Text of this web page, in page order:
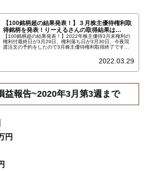
【100銘柄超の結果発表！】３月株主優待権利取
得銘柄を発表！りーえるさんの取得結果は…
【100銘柄超の結果発表！】2022年株主優待3月末権利の
権利付最終日が3月29日、権利落ち日が3月30日、今夜現
渡注文の予約をしたので3月株主優待権利取得終了です。
す。使用した証券会社はＳＭＢＣ日興証券、ａｕカブコム
証券、楽天証券、ＳＢＩ証券、ＧＭＯクリック証券でし
2022.03.29
益報告~2020年3月第3週まで
円